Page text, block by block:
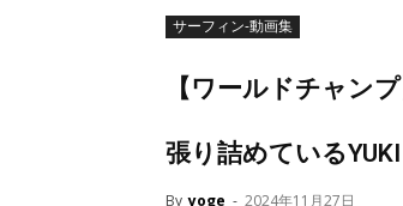
サーフィン-動画集
【ワールドチャン
張り詰めている
By yoge - 2024年11月27日